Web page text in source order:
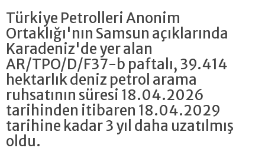
Türkiye Petrolleri Anonim
Ortaklığı'nın Samsun açıklarında
Karadeniz'de yer alan
AR/TPO/D/F37-b paftalı, 39.414
hektarlık deniz petrol arama
ruhsatının süresi 18.04.2026
tarihinden itibaren 18.04.2029
tarihine kadar 3 yıl daha uzatılmış
oldu.